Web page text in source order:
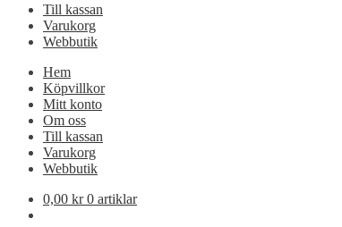
Till kassan
Varukorg
Webbutik
Hem
Köpvillkor
Mitt konto
Om oss
Till kassan
Varukorg
Webbutik
0,00 kr 0 artiklar